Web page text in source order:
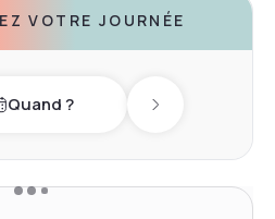
VOTRE JOURNÉE
Quand ? Next day